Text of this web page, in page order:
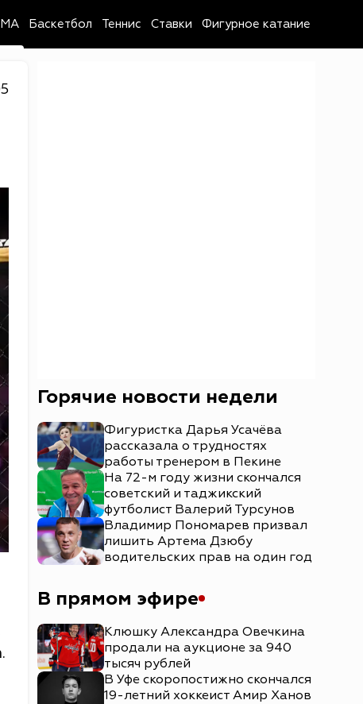
Баскетбол Теннис Ставки Фигурное катание
Горячие новости недели
Фигуристка Дарья Усачёва
рассказала о трудностях
работы тренером в Пекине
На 72-м году жизни скончался
советский и таджикский
футболист Валерий Турсунов
Владимир Пономарев призвал
лишить Артема Дзюбу
водительских прав на один год
В прямом эфире
Клюшку Александра Овечкина
продали на аукционе за 940
тысяч рублей
В Уфе скоропостижно скончался
19-летний хоккеист Амир Ханов